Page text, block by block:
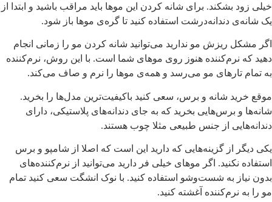
زود بشکند. برای شانه کردن این موها باید مراقب باشید و ابتدا از
شانه‌ی دندانه‌درشت استفاده کنید تا گره‌ی موها باز شود.
مشکل ریزش مو ندارید می‌توانید شانه کردن مو را زمانی انجام
که نرم‌کننده هنوز روی موهای شما است. با این روش، نرم‌کننده
تمام تارهای مو می‌رسد و همه‌ی موها را نرم و صاف می‌کند.
خرید شانه و برس، سعی کنید باکیفیت‌ترین مدل‌ها را بخرید.
و برس‌هایی بخرید که به جای دندانه‌های پلاستیکی، دارای
از جنس طبیعی مثلا چوب هستند.
دیگر از گزینه‌هایی که دارید این است که اصلا از شامپو و برس
نکنید. اگر موهای خیلی فر دارید می‌توانید از نرم‌کننده‌های
نیاز به شست‌وشو استفاده کنید. با نوک انشگت سعی کنید تمام
را به نرم‌کننده آغشته کنید.